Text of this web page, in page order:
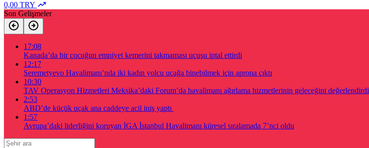
0,00 TRY
Son Gelişmeler
17:08
Kanada’da bir çocuğun emniyet kemerini takmaması uçuşu iptal ettirdi
12:17
Şeremetyevo Havalimanı’nda iki kadın yolcu uçağa binebilmek için aprona çıktı
10:30
TAV Operasyon Hizmetleri Meksika’daki Forum’da havalimanı ağırlama hizmetlerinin geleceğini değerlendirdi
2:53
ABD’de küçük uçak ana caddeye acil iniş yaptı
1:57
Avrupa’daki liderliğini koruyan İGA İstanbul Havalimanı küresel sıralamada 7’nci oldu